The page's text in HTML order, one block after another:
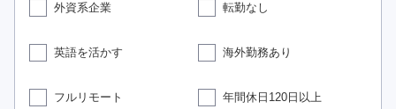
外資系企業 転勤なし
英語を活かす 海外勤務あり
フルリモート 年間休日120日以上